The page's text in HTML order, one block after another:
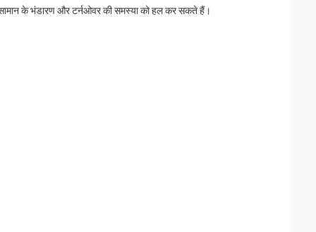
के भंडारण और टर्नओवर की समस्या को हल कर सकते हैं।